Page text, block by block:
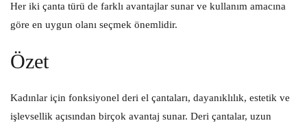
Her iki çanta türü de farklı avantajlar sunar ve kullanım amacına
göre en uygun olanı seçmek önemlidir.
Özet
Kadınlar için fonksiyonel deri el çantaları, dayanıklılık, estetik ve
işlevsellik açısından birçok avantaj sunar. Deri çantalar, uzun